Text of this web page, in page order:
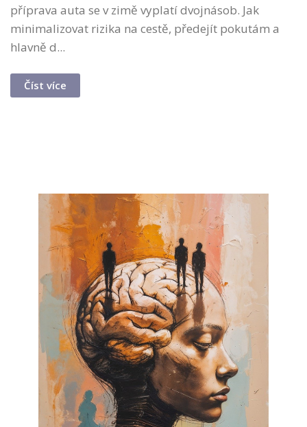
příprava auta se v zimě vyplatí dvojnásob. Jak
minimalizovat rizika na cestě, předejít pokutám a
hlavně d...
Číst více